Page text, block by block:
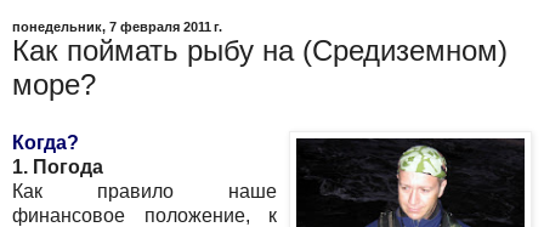
понедельник, 7 февраля 2011 г.
Как поймать рыбу на (Средиземном)
море?
Когда?
1. Погода
Как правило наше
финансовое положение, к